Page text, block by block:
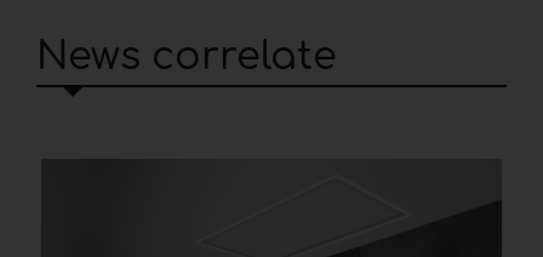
News correlate